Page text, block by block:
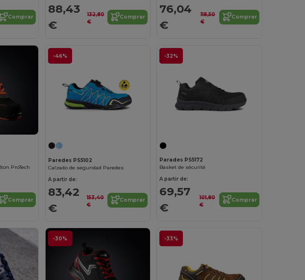
Comprar
88,43
€
132,80
€
Comprar
76,04
€
118,50
€
Comprar
ProTech
Comprar
-46%
Paredes PS5102
Calzado de seguridad Paredes
A partir de:
83,42
€
153,40
€
Comprar
-32%
Parades PS5172
Basket de sécurité
A partir de:
69,57
€
101,80
€
Comprar
-30% -33%